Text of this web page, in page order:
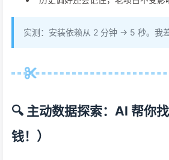
实测：安装依赖从 2 分钟 → 5 秒。我
🔍 主动数据探索：AI 帮你
钱！）